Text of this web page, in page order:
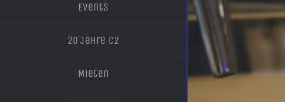
Events
20 Jahre C2
Mieten